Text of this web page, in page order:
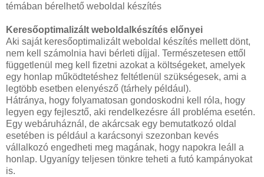
témában bérelhető weboldal készítés
Keresőoptimalizált weboldalkészítés előnyei
Aki saját keresőoptimalizált weboldal készítés mellett dönt,
nem kell számolnia havi bérleti díjjal. Természetesen ettől
függetlenül meg kell fizetni azokat a költségeket, amelyek
egy honlap működtetéshez feltétlenül szükségesek, ami a
legtöbb esetben elenyésző (tárhely például).
Hátránya, hogy folyamatosan gondoskodni kell róla, hogy
legyen egy fejlesztő, aki rendelkezésre áll probléma esetén.
Egy webáruháznál, de akárcsak egy bemutatkozó oldal
esetében is például a karácsonyi szezonban kevés
vállalkozó engedheti meg magának, hogy napokra leáll a
honlap. Ugyanígy teljesen tönkre teheti a futó kampányokat
is.